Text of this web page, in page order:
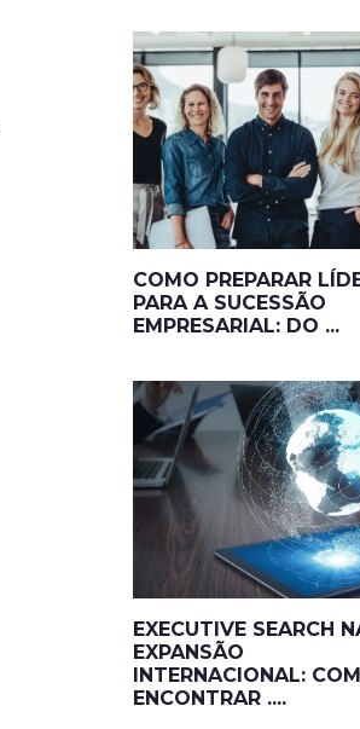
COMO PREPARAR
PARA A SUCESSÃO
EMPRESARIAL: DO ...
EXECUTIVE SEARCH
EXPANSÃO
INTERNACIONAL:
ENCONTRAR ....